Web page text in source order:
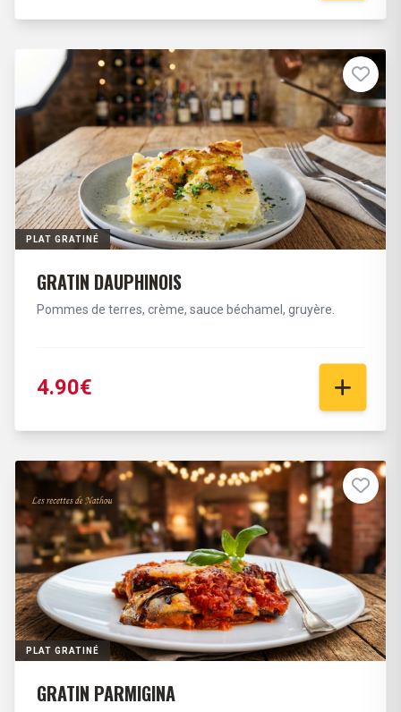
PLAT GRATINÉ
GRATIN DAUPHINOIS
Pommes de terres, crème, sauce béchamel, gruyère.
4.90€
PLAT GRATINÉ
GRATIN PARMIGINA